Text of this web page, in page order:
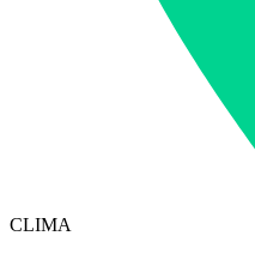
CLIMA